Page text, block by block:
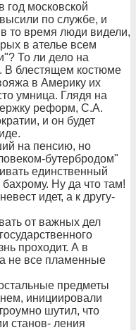
московской
по службе, и
то время люди видели,
в ателье всем
То ли дело на
В блестящем костюме
в Америку их
умница. Глядя на
реформ, С.А.
и он будет
на пенсию, но
бутербродом"
единственный
Ну да что там!
идет, а к другу-
от важных дел
проходит. А в
не все пламенные
предметы
инициировали
шутил, что
станов- ления